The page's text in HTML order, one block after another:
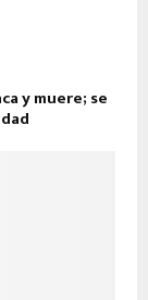
y muere; se